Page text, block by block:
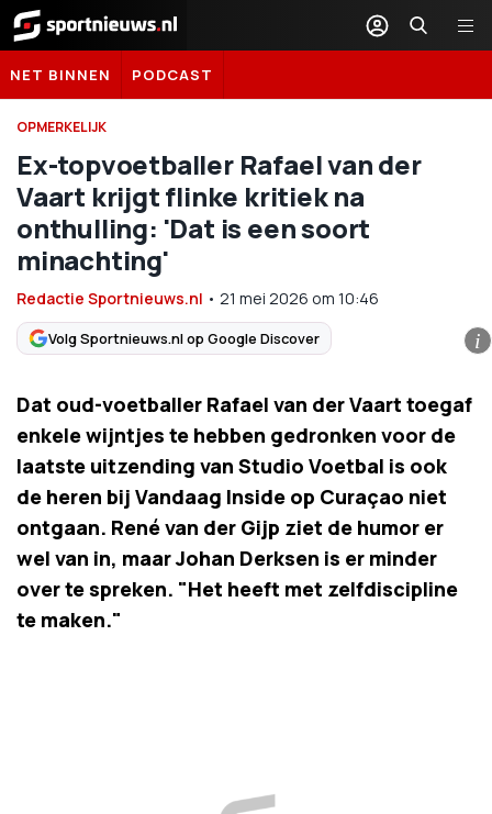
Sportnieuws.nl
NET BINNEN PODCAST
OPMERKELIJK
Ex-topvoetballer Rafael van der
Vaart krijgt flinke kritiek na
onthulling: 'Dat is een soort
minachting'
Redactie Sportnieuws.nl • 21 mei 2026 om 10:46
Volg Sportnieuws.nl op Google Discover i
Dat oud-voetballer Rafael van der Vaart toegaf
enkele wijntjes te hebben gedronken voor de
laatste uitzending van Studio Voetbal is ook
de heren bij Vandaag Inside op Curaçao niet
ontgaan. René van der Gijp ziet de humor er
wel van in, maar Johan Derksen is er minder
over te spreken. "Het heeft met zelfdiscipline
te maken."